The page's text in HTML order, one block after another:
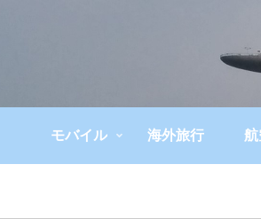
モバイル 海外旅行 航